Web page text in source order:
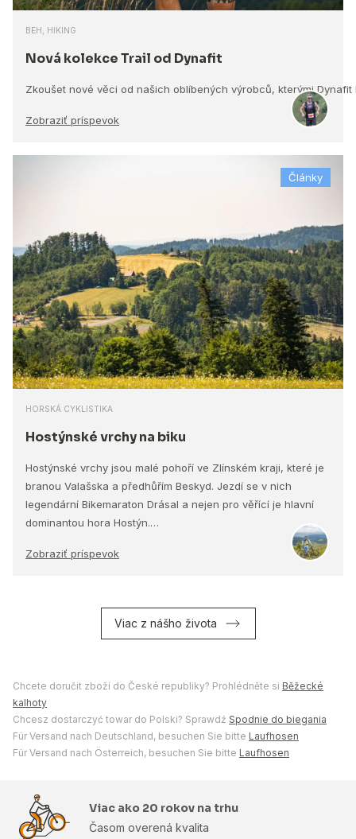
BEH, HIKING
Nová kolekce Trail od Dynafit
Zkoušet nové věci od našich oblíbených výrobců, kterými
Zobraziť príspevok
Články
HORSKÁ CYKLISTIKA
Hostýnské vrchy na biku
Hostýnské vrchy jsou malé pohoří ve Zlínském kraji, které je
branou Valašska a předhůřím Beskyd. Jezdí se v nich
legendární Bikemaraton Drásal a nejen pro věřící je hlavní
dominantou hora Hostýn.…
Zobraziť príspevok
Viac z nášho života
Chcete doručit zboží do České republiky? Prohlédněte si Běžecké
kalhoty
Chcesz dostarczyć towar do Polski? Sprawdź Spodnie do biegania
Für Versand nach Deutschland, besuchen Sie bitte Laufhosen
Für Versand nach Österreich, besuchen Sie bitte Laufhosen
Viac ako 20 rokov na trhu
Časom overená kvalita